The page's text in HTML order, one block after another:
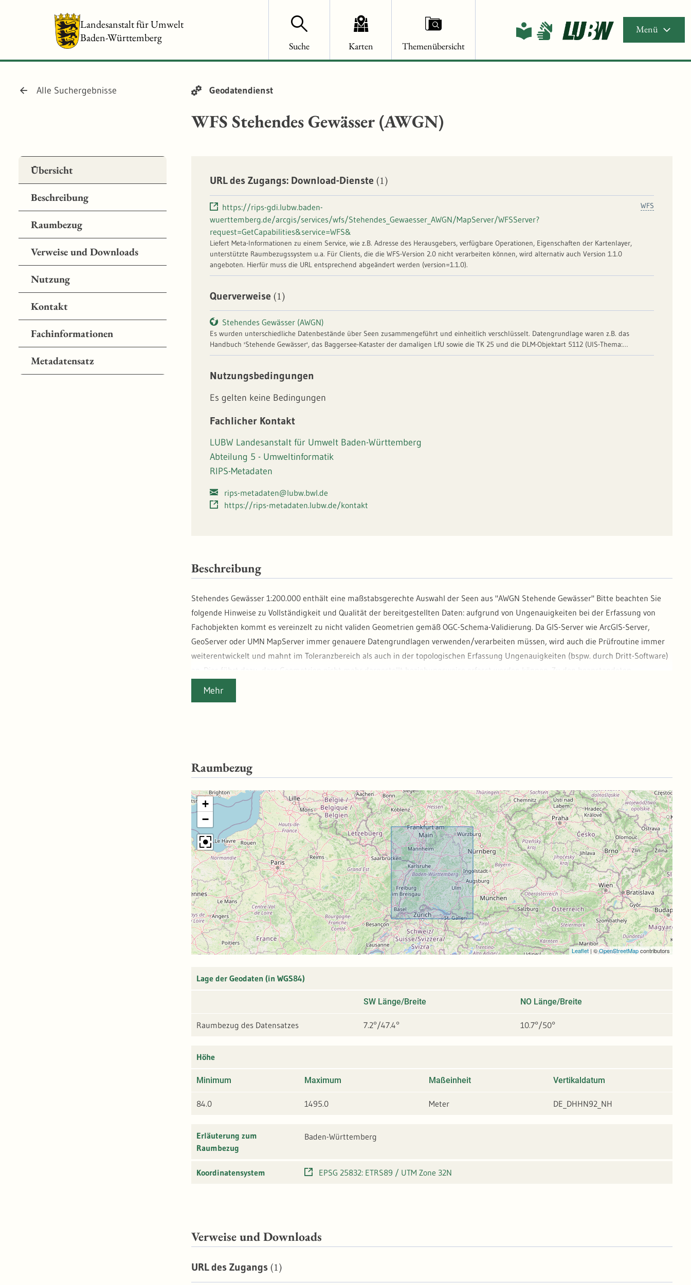
Landesanstalt für Umwelt
Baden-Württemberg
Suche Karten Themenübersicht
Menü
Alle Suchergebnisse Geodatendienst
WFS Stehendes Gewässer (AWGN)
Übersicht
Beschreibung
Raumbezug
Verweise und Downloads
Nutzung
Kontakt
Fachinformationen
Metadatensatz
URL des Zugangs: Download-Dienste (1)
WFS
https://rips-gdi.lubw.baden-
wuerttemberg.de/arcgis/services/wfs/Stehendes_Gewaesser_AWGN/MapServer/WFSServer?
request=GetCapabilities&service=WFS&
Liefert Meta-Informationen zu einem Service, wie z.B. Adresse des Herausgebers, verfügbare Operationen, Eigenschaften der Kartenlayer,
unterstützte Raumbezugssystem u.a. Für Clients, die die WFS-Version 2.0 nicht verarbeiten können, wird alternativ auch Version 1.1.0
angeboten. Hierfür muss die URL entsprechend abgeändert werden (version=1.1.0).
Querverweise (1)
Stehendes Gewässer (AWGN)
Es wurden unterschiedliche Datenbestände über Seen zusammengeführt und einheitlich verschlüsselt. Datengrundlage waren z.B. das
Handbuch 'Stehende Gewässer', das Baggersee-Kataster der damaligen LfU sowie die TK 25 und die DLM-Objektart 5112 (UIS-Thema:
Wasserfläche (Fläche)) des LGL. Weitergehende Informationen: "https://www.lubw.baden-wuerttemberg.de/wasser/awgn" Dieses
gänzlich ausgeschlossen werden.
Nutzungsbedingungen
Es gelten keine Bedingungen
Fachlicher Kontakt
LUBW Landesanstalt für Umwelt Baden-Württemberg
Abteilung 5 - Umweltinformatik
RIPS-Metadaten
rips-metadaten@lubw.bwl.de
https://rips-metadaten.lubw.de/kontakt
Beschreibung
Stehendes Gewässer 1:200.000 enthält eine maßstabsgerechte Auswahl der Seen aus "AWGN Stehende Gewässer" Bitte beachten Sie
folgende Hinweise zu Vollständigkeit und Qualität der bereitgestellten Daten: aufgrund von Ungenauigkeiten bei der Erfassung von
Fachobjekten kommt es vereinzelt zu nicht validen Geometrien gemäß OGC-Schema-Validierung. Da GIS-Server wie ArcGIS-Server,
GeoServer oder UMN MapServer immer genauere Datengrundlagen verwenden/verarbeiten müssen, wird auch die Prüfroutine immer
weiterentwickelt und mahnt im Toleranzbereich als auch in der topologischen Erfassung Ungenauigkeiten (bspw. durch Dritt-Software)
an. Dies führt dazu, dass Geometrien nicht mehr dargestellt beziehungsweise erfasst werden können. Zu den beanstandeten
Geometriefehlern gehören u.a. Selbstüberschneidungen (Selfintersections) oder doppelte Stützpunkte. Die LUBW kann daher keine
Mehr
Raumbezug
+
−
Leaflet |©OpenStreetMapcontributors
Lage der Geodaten (in WGS84)
SW Länge/Breite NO Länge/Breite
Raumbezug des Datensatzes 7.2°/47.4° 10.7°/50°
Höhe
Minimum Maximum Maßeinheit Vertikaldatum
84.0 1495.0 Meter DE_DHHN92_NH
Erläuterung zum
Raumbezug
Baden-Württemberg
Koordinatensystem EPSG 25832: ETRS89 / UTM Zone 32N
Verweise und Downloads
URL des Zugangs (1)